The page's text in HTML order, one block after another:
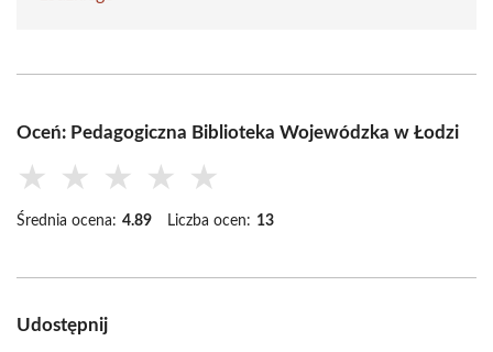
Oceń: Pedagogiczna Biblioteka Wojewódzka w Łodzi
★ ★ ★ ★ ★
Średnia ocena: 4.89 Liczba ocen: 13
Udostępnij